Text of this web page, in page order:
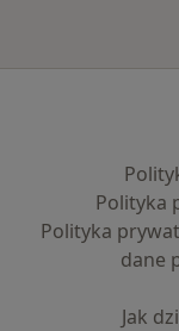
Polityka
Polityka
dane
Jak